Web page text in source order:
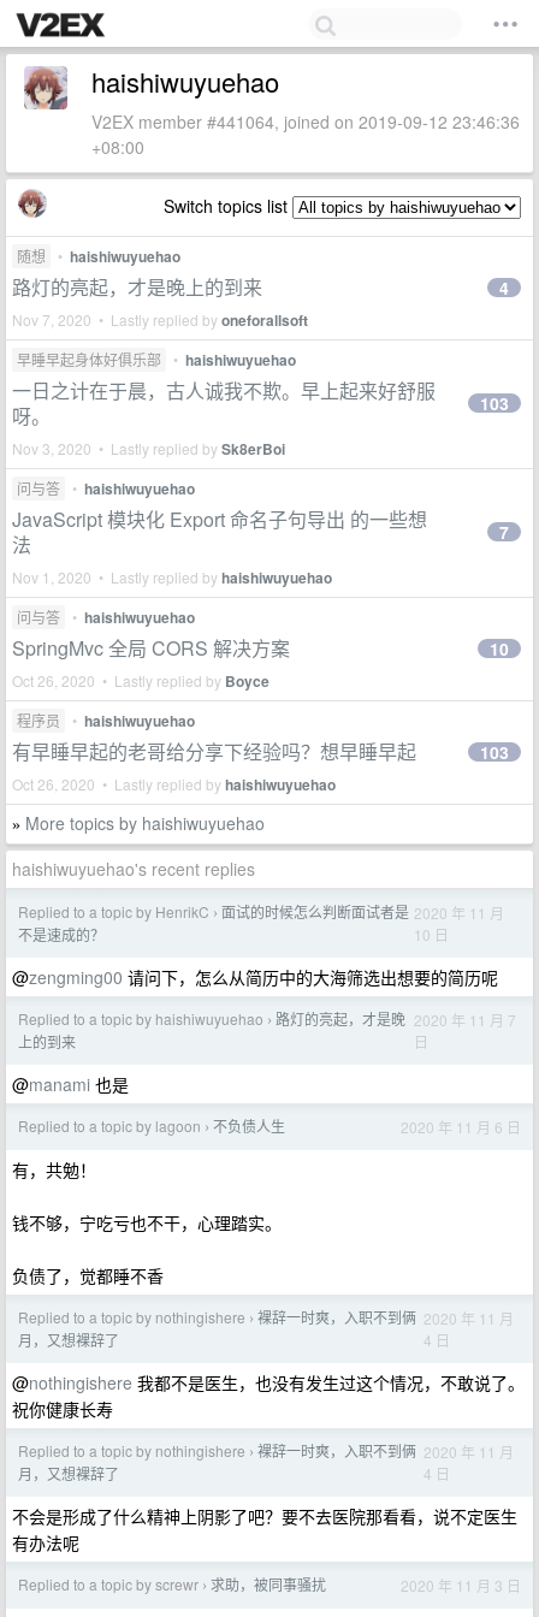
haishiwuyuehao
V2EX member #441064, joined on 2019-09-12 23:46:36
+08:00
Switch topics list
随想 • haishiwuyuehao
路灯的亮起，才是晚上的到来
Nov 7, 2020 • Lastly replied byoneforallsoft
4
早睡早起身体好俱乐部 • haishiwuyuehao
一日之计在于晨，古人诚我不欺。早上起来好舒服
呀。
Nov 3, 2020 • Lastly replied bySk8erBoi
103
问与答 • haishiwuyuehao
JavaScript 模块化 Export 命名子句导出 的一些想
法
Nov 1, 2020 • Lastly replied byhaishiwuyuehao
7
问与答 • haishiwuyuehao
SpringMvc 全局 CORS 解决方案
Oct 26, 2020 • Lastly replied by Boyce
10
程序员 • haishiwuyuehao
有早睡早起的老哥给分享下经验吗？想早睡早起
Oct 26, 2020 • Lastly replied byhaishiwuyuehao
103
» More topics by haishiwuyuehao
haishiwuyuehao's recent replies
Replied to a topic by HenrikC › 面试的时候怎么判断面试者是
不是速成的？
2020 年 11 月
10 日
@zengming00 请问下，怎么从简历中的大海筛选出想要的简历呢
Replied to a topic by haishiwuyuehao › 路灯的亮起，才是晚
上的到来
2020 年 11 月 7
日
@manami 也是
Replied to a topic by lagoon › 不负债人生 2020 年 11 月 6 日
有，共勉！
钱不够，宁吃亏也不干，心理踏实。
负债了，觉都睡不香
Replied to a topic by nothingishere › 裸辞一时爽，入职不到俩
月，又想裸辞了
2020 年 11 月
4 日
@nothingishere 我都不是医生，也没有发生过这个情况，不敢说了。
祝你健康长寿
Replied to a topic by nothingishere › 裸辞一时爽，入职不到俩
月，又想裸辞了
2020 年 11 月
4 日
不会是形成了什么精神上阴影了吧？要不去医院那看看，说不定医生
有办法呢
Replied to a topic by screwr › 求助，被同事骚扰 2020 年 11 月 3 日